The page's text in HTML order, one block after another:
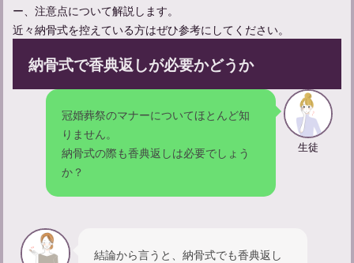
亡くなることについて：類義語との違いや意味、使い方を学ぶ
ー、注意点について解説します。
近々納骨式を控えている方はぜひ参考にしてください。
納骨式で香典返しが必要かどうか
冠婚葬祭のマナーについてほとんど知
りません。
納骨式の際も香典返しは必要でしょう
か？
生徒
結論から言うと、納骨式でも香典返し